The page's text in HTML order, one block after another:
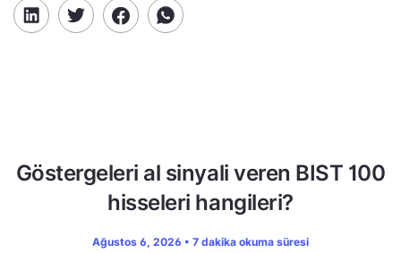
Göstergeleri al sinyali veren BIST 100
hisseleri hangileri?
Ağustos 6, 2026 • 7 dakika okuma süresi